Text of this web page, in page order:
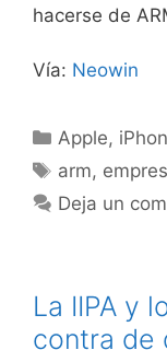
hacerse de
Vía: Neowin
Categorías
Apple,
Etiquetas
arm,
Deja un
La IIPA y
contra de